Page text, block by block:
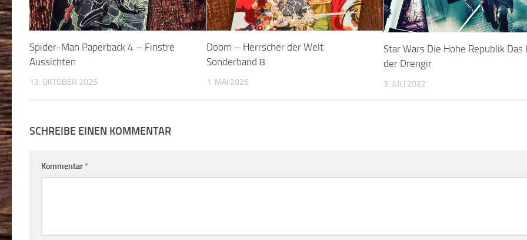
Spider-Man Paperback 4 – Finstre
Aussichten
13. OKTOBER 2025
Doom – Herrscher der Welt
Sonderband 8
1. MAI 2026
Star Wars Die Hohe Republik Das
der Drengir
3. JULI 2022
SCHREIBE EINEN KOMMENTAR
Kommentar*